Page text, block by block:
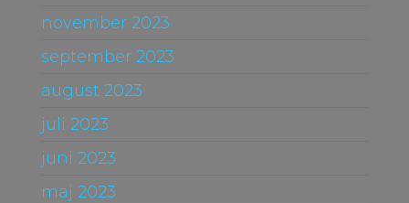
november 2023
september 2023
august 2023
juli 2023
juni 2023
maj 2023